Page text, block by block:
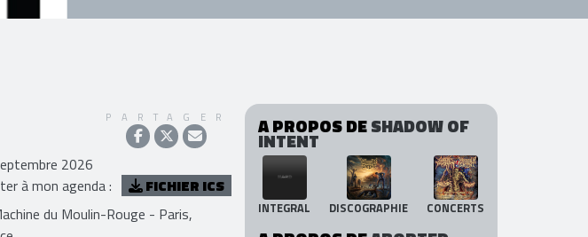
PARTAGER
2026
à mon agenda :
FICHIER ICS
du Moulin-Rouge - Paris,
A PROPOS DESHADOW OF
INTENT
INTEGRAL DISCOGRAPHIE CONCERTS